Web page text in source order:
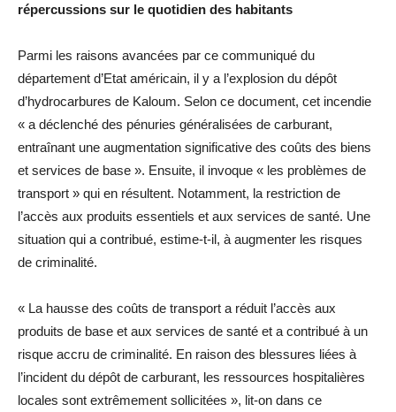
répercussions sur le quotidien des habitants
Parmi les raisons avancées par ce communiqué du
département d’Etat américain, il y a l’explosion du dépôt
d’hydrocarbures de Kaloum. Selon ce document, cet incendie
« a déclenché des pénuries généralisées de carburant,
entraînant une augmentation significative des coûts des biens
et services de base ». Ensuite, il invoque « les problèmes de
transport » qui en résultent. Notamment, la restriction de
l’accès aux produits essentiels et aux services de santé. Une
situation qui a contribué, estime-t-il, à augmenter les risques
de criminalité.
« La hausse des coûts de transport a réduit l’accès aux
produits de base et aux services de santé et a contribué à un
risque accru de criminalité. En raison des blessures liées à
l’incident du dépôt de carburant, les ressources hospitalières
locales sont extrêmement sollicitées », lit-on dans ce